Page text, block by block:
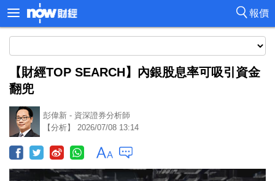
報價
【財經TOP SEARCH】內銀股息率可吸引資金
翻兜
彭偉新 - 資深證券分析師
【分析】 2026/07/08 13:14